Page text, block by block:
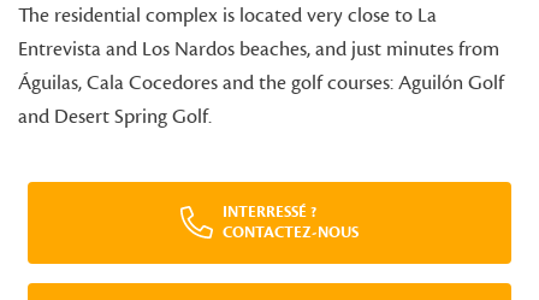
The residential complex is located very close to La
Entrevista and Los Nardos beaches, and just minutes from
Águilas, Cala Cocedores and the golf courses: Aguilón Golf
and Desert Spring Golf.
INTERRESSÉ ?
CONTACTEZ-NOUS